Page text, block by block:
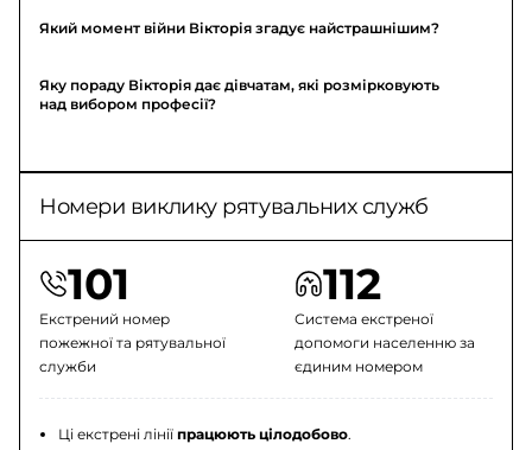
Який момент війни Вікторія згадує найстрашнішим?
Яку пораду Вікторія дає дівчатам, які розмірковують
над вибором професії?
Номери виклику рятувальних служб
101
Екстрений номер
пожежної та рятувальної
служби
112
Система екстреної
допомоги населенню за
єдиним номером
Ці екстрені лініїпрацюють цілодобово.